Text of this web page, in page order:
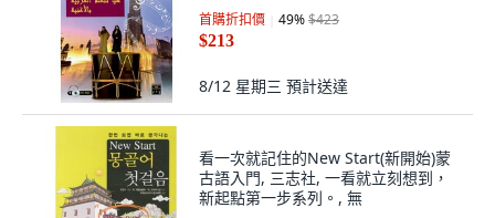
首購折扣價 49%$423
$213
8/12 星期三 預計送達
看一次就記住的New Start(新開始)蒙
古語入門, 三志社, 一看就立刻想到，
新起點第一步系列。, 無